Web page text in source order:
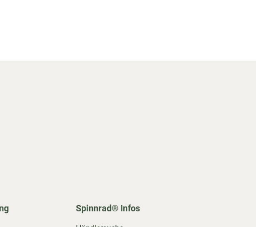
Spinnrad® Infos